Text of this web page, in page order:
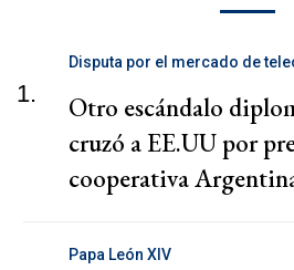
1.
Disputa por el mercado de
Otro escándalo
cruzó a EE.UU por
cooperativa
Papa León XIV